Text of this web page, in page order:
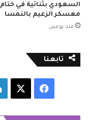
السعودي بثنائية في ختام
معسكر الزعيم بالنمسا
منذ يومين
تابعنا
فيسبوك